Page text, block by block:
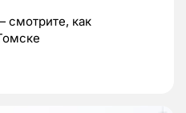
смотрите, как